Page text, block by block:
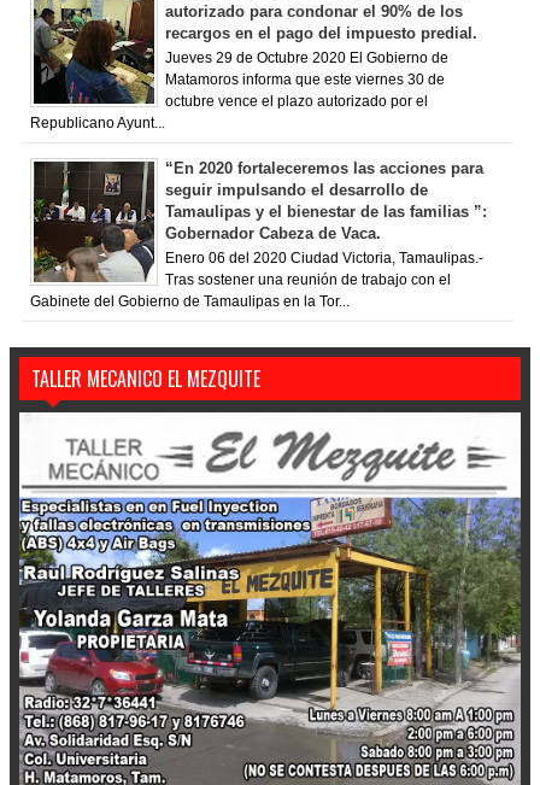
autorizado para condonar el 90% de los
recargos en el pago del impuesto predial.
Jueves 29 de Octubre 2020 El Gobierno de
Matamoros informa que este viernes 30 de
octubre vence el plazo autorizado por el
Republicano Ayunt...
“En 2020 fortaleceremos las acciones para
seguir impulsando el desarrollo de
Tamaulipas y el bienestar de las familias ”:
Gobernador Cabeza de Vaca.
Enero 06 del 2020 Ciudad Victoria, Tamaulipas.-
Tras sostener una reunión de trabajo con el
Gabinete del Gobierno de Tamaulipas en la Tor...
TALLER MECANICO EL MEZQUITE